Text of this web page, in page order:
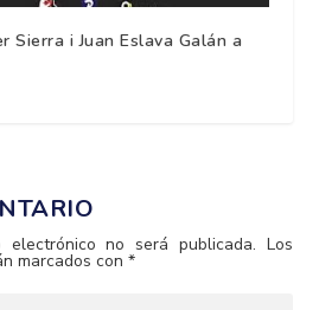
Sierra i Juan Eslava Galán a
no será publicada. Los
marcados con*